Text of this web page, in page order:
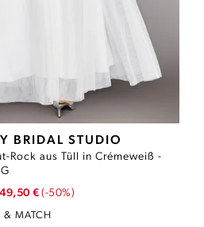
BRIDAL STUDIO
Rock aus Tüll in Crémeweiß -
€ (-50%)
& MATCH